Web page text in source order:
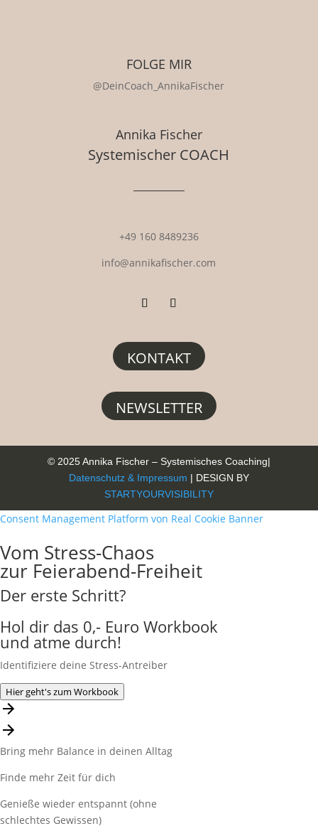
FOLGE MIR
@DeinCoach_AnnikaFischer
Annika Fischer
Systemischer COACH
+49 160 8489236
info@annikafischer.com
KONTAKT
NEWSLETTER
© 2025 Annika Fischer – Systemisches Coaching|
Datenschutz &Impressum | DESIGN BY
STARTYOURVISIBILITY
Consent Management Platform von Real Cookie Banner
Vom Stress-Chaos
zur Feierabend-Freiheit
Der erste Schritt?
Hol dir das 0,- Euro Workbook
und atme durch!
Identifiziere deine Stress-Antreiber
Hier geht's zum Workbook
Bring mehr Balance in deinen Alltag
Finde mehr Zeit für dich
Genieße wieder entspannt (ohne
schlechtes Gewissen)